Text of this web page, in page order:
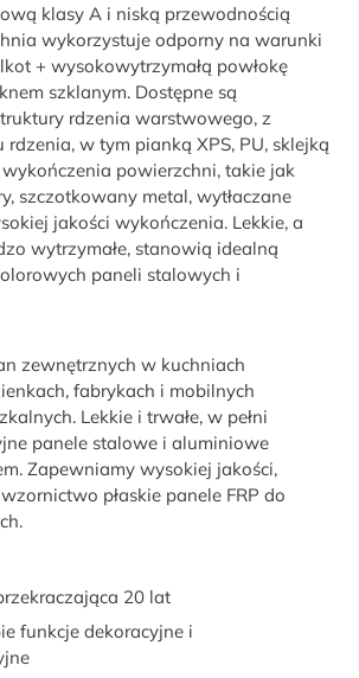
klasy A i niską przewodnością
wykorzystuje odporny na warunki
+ wysokowytrzymałą powłokę
szklanym. Dostępne są
rdzenia warstwowego, z
rdzenia, w tym pianką XPS, PU, sklejką
powierzchni, takie jak
szczotkowany metal, wytłaczane
jakości wykończenia. Lekkie, a
wytrzymałe, stanowią idealną
paneli stalowych i
zewnętrznych w kuchniach
fabrykach i mobilnych
Lekkie i trwałe, w pełni
panele stalowe i aluminiowe
Zapewniamy wysokiej jakości,
płaskie panele FRP do
20 lat
funkcje dekoracyjne i